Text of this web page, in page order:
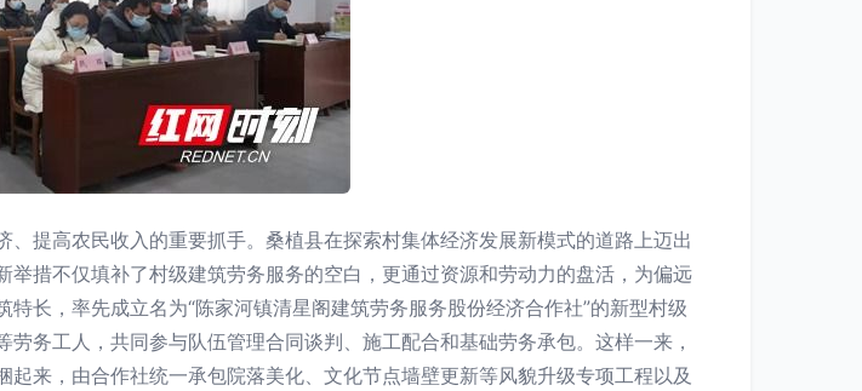
提高农民收入的重要抓手。桑植县在探索村集体经济发展新模式的道路上迈出
措不仅填补了村级建筑劳务服务的空白，更通过资源和劳动力的盘活，为偏远
长，率先成立名为“陈家河镇清星阁建筑劳务服务股份经济合作社”的新型村级
务工人，共同参与队伍管理合同谈判、施工配合和基础劳务承包。这样一来，
来，由合作社统一承包院落美化、文化节点墙壁更新等风貌升级专项工程以及